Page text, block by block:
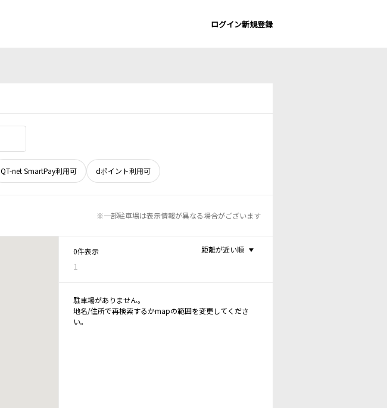
ログイン新規登録
QT-net SmartPay利用可 dポイント利用可
※一部駐車場は表示情報が異なる場合がございます
0件表示
1
距離が近い順
駐車場がありません。
地名/住所で再検索するかmapの範囲を変更してくださ
い。